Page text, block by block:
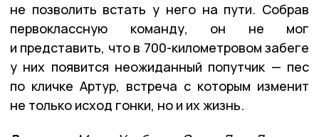
не позволить встать у него на пути. Собрав
первоклассную команду, он не мог
и представить, что в 700-километровом забеге
у них появится неожиданный попутчик — пес
по кличке Артур, встреча с которым изменит
не только исход гонки, но и их жизнь.